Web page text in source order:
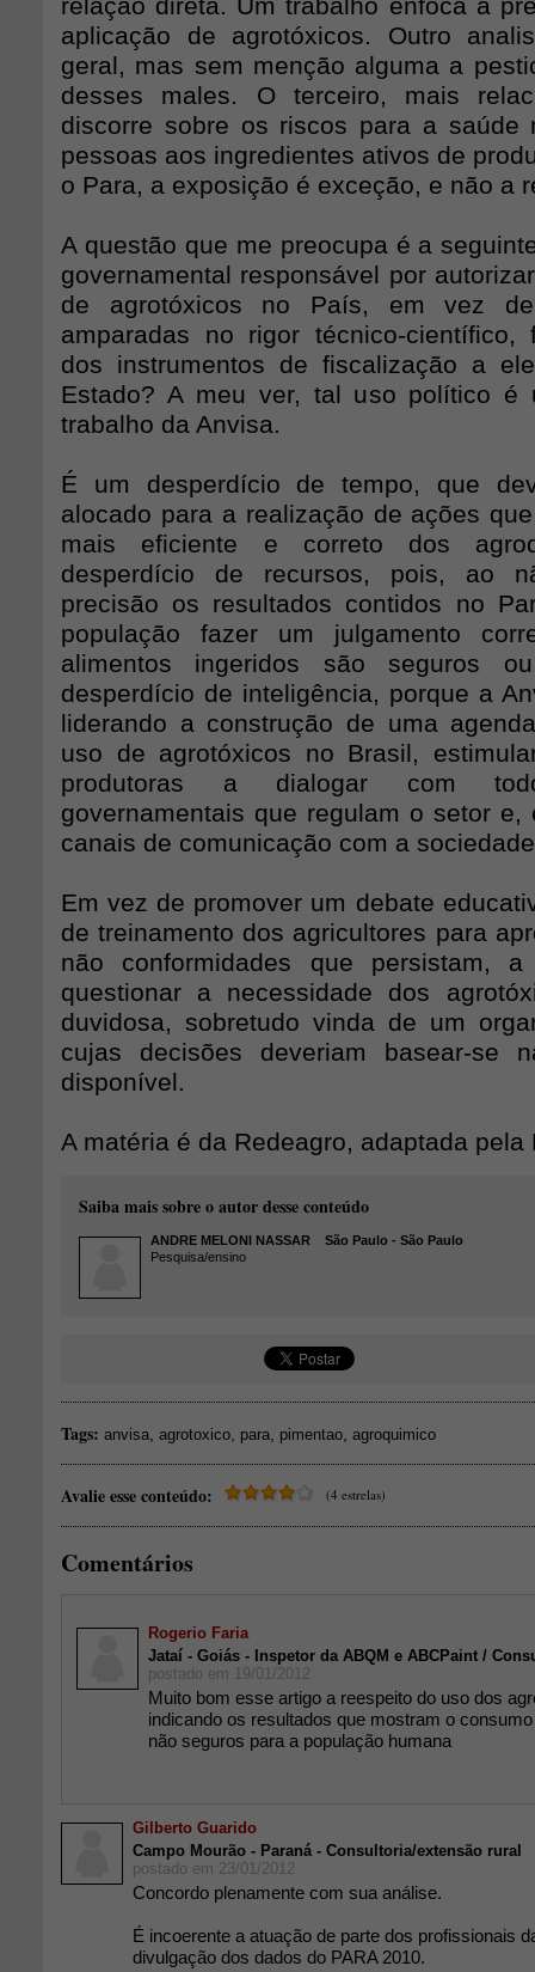
relação direta. Um trabalho enfoca a
aplicação de agrotóxicos. Outro
geral, mas sem menção alguma a
desses males. O terceiro, mais
discorre sobre os riscos para a saúde
pessoas aos ingredientes ativos de
o Para, a exposição é exceção, e não a
A questão que me preocupa é a
governamental responsável por
de agrotóxicos no País, em vez
amparadas no rigor técnico-científico,
dos instrumentos de fiscalização a
Estado? A meu ver, tal uso político é
trabalho da Anvisa.
É um desperdício de tempo, que
alocado para a realização de ações
mais eficiente e correto dos
desperdício de recursos, pois, ao
precisão os resultados contidos no
população fazer um julgamento
alimentos ingeridos são seguros
desperdício de inteligência, porque a
liderando a construção de uma
uso de agrotóxicos no Brasil,
produtoras a dialogar com
governamentais que regulam o setor e,
canais de comunicação com a
Em vez de promover um debate
de treinamento dos agricultores para
não conformidades que persistam,
questionar a necessidade dos
duvidosa, sobretudo vinda de um
cujas decisões deveriam basear-se
disponível.
A matéria é da Redeagro, adaptada pela
Saiba mais sobre o autor desse conteúdo
ANDRE MELONI NASSAR São Paulo - São Paulo
Pesquisa/ensino
Tags: anvisa agrotoxico para pimentao agroquimico
Avalie esse conteúdo: (4 estrelas)
Comentários
Rogerio Faria
Jataí - Goiás - Inspetor da ABQM e ABCPaint /
postado em 19/01/2012
Muito bom esse artigo a reespeito do uso dos
indicando os resultados que mostram o
não seguros para a população humana
Gilberto Guarido
Campo Mourão - Paraná - Consultoria/extensão rural
postado em 23/01/2012
Concordo plenamente com sua análise.
É incoerente a atuação de parte dos profissionais
divulgação dos dados do PARA 2010.